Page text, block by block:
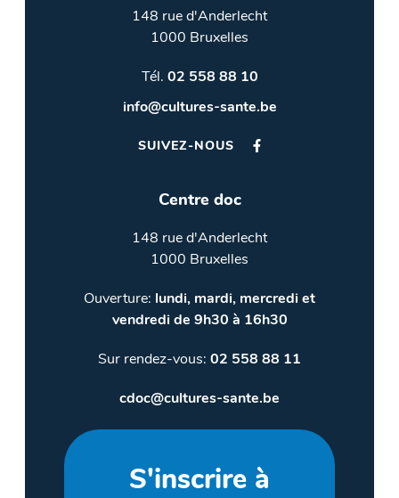
148 rue d'Anderlecht
1000 Bruxelles
Tél. 02 558 88 10
info@cultures-sante.be
SUIVEZ-NOUS
Centre doc
148 rue d'Anderlecht
1000 Bruxelles
Ouverture: lundi, mardi, mercredi et
vendredi de 9h30 à 16h30
Sur rendez-vous: 02 558 88 11
cdoc@cultures-sante.be
S'inscrire à